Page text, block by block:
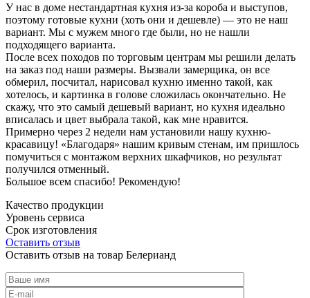
У нас в доме нестандартная кухня из-за короба и выступов,
поэтому готовые кухни (хоть они и дешевле) — это не наш
вариант. Мы с мужем много где были, но не нашли
подходящего варианта.
После всех походов по торговым центрам мы решили делать
на заказ под наши размеры. Вызвали замерщика, он все
обмерил, посчитал, нарисовал кухню именно такой, как
хотелось, и картинка в голове сложилась окончательно. Не
скажу, что это самый дешевый вариант, но кухня идеально
вписалась и цвет выбрала такой, как мне нравится.
Примерно через 2 недели нам установили нашу кухню-
красавицу! «Благодаря» нашим кривым стенам, им пришлось
помучиться с монтажом верхних шкафчиков, но результат
получился отменный.
Большое всем спасибо! Рекомендую!
Качество продукции
Уровень сервиса
Срок изготовления
Оставить отзыв
Оставить отзыв на товар Белерианд